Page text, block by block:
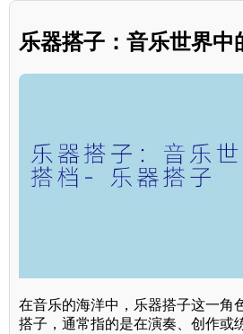
乐器搭子：音乐世界中
在音乐的海洋中，乐器搭子这一角
搭子，通常指的是在演奏、创作或